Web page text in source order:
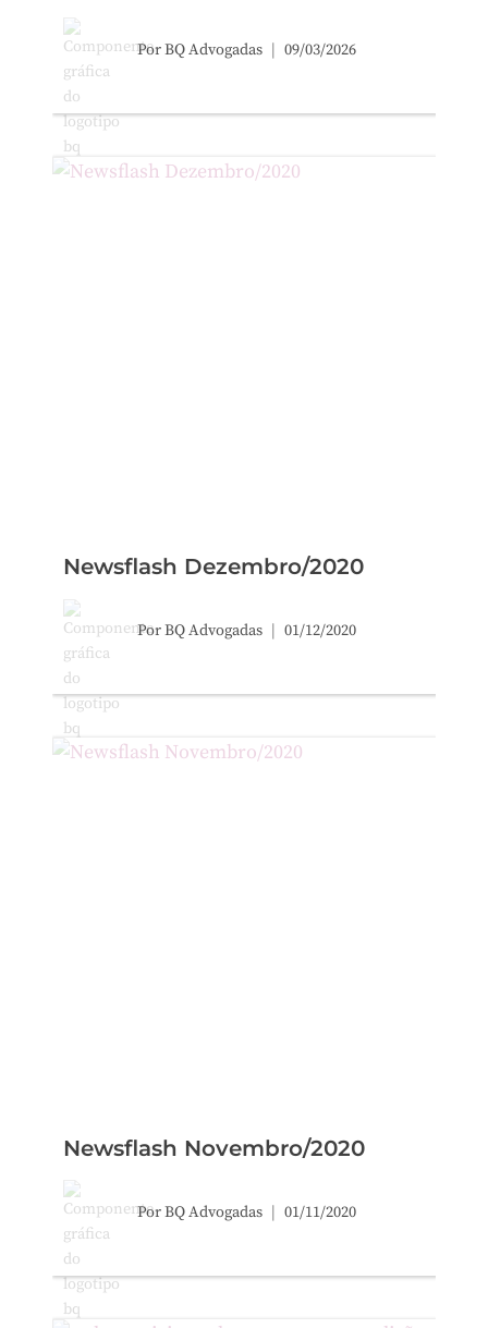
PorBQ Advogadas 09/03/2026
Newsflash Dezembro/2020
PorBQ Advogadas 01/12/2020
Newsflash Novembro/2020
PorBQ Advogadas 01/11/2020